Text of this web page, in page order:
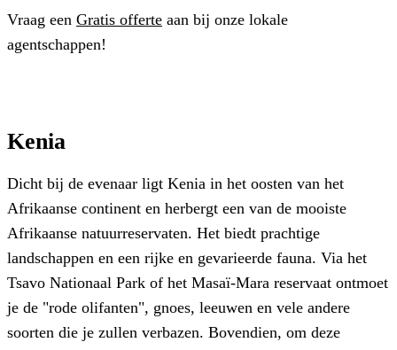
Vraag een Gratis offerte aan bij onze lokale
agentschappen!
Kenia
Dicht bij de evenaar ligt Kenia in het oosten van het
Afrikaanse continent en herbergt een van de mooiste
Afrikaanse natuurreservaten. Het biedt prachtige
landschappen en een rijke en gevarieerde fauna. Via het
Tsavo Nationaal Park of het Masaï-Mara reservaat ontmoet
je de "rode olifanten", gnoes, leeuwen en vele andere
soorten die je zullen verbazen. Bovendien, om deze